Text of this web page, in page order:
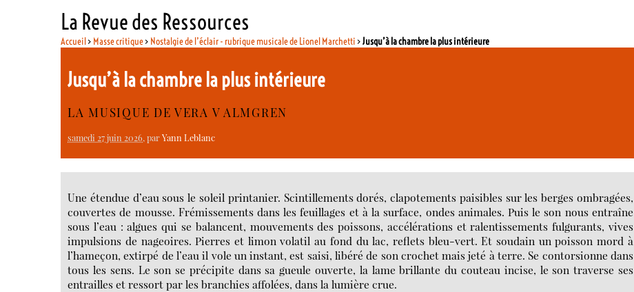
La Revue des Ressources
Accueil> Masse critique> Nostalgie de l’éclair - rubrique musicale de Lionel Marchetti >Jusqu’à la chambre la plus intérieure
Jusqu’à la chambre la plus intérieure
LA MUSIQUE DE VERA V ALMGREN
samedi 27 juin 2026, parYann Leblanc
Une étendue d’eau sous le soleil printanier. Scintillements dorés, clapotements paisibles sur les berges ombragées,
couvertes de mousse. Frémissements dans les feuillages et à la surface, ondes animales. Puis le son nous entraîne
sous l’eau : algues qui se balancent, mouvements des poissons, accélérations et ralentissements fulgurants, vives
impulsions de nageoires. Pierres et limon volatil au fond du lac, reflets bleu-vert. Et soudain un poisson mord à
l’hameçon, extirpé de l’eau il vole un instant, est saisi, libéré de son crochet mais jeté à terre. Se contorsionne dans
tous les sens. Le son se précipite dans sa gueule ouverte, la lame brillante du couteau incise, le son traverse ses
entrailles et ressort par les branchies affolées, dans la lumière crue.